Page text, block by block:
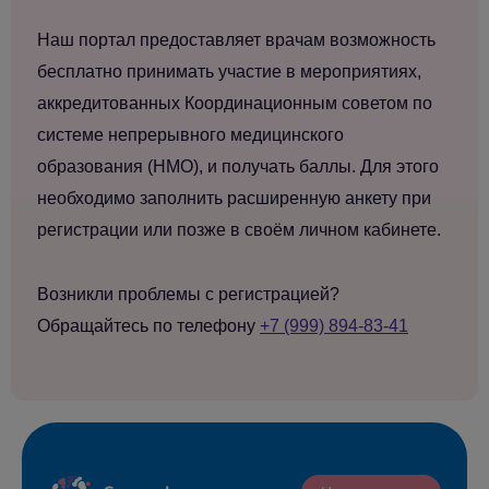
Наш портал предоставляет врачам возможность
бесплатно принимать участие в мероприятиях,
аккредитованных Координационным советом по
системе непрерывного медицинского
образования (НМО), и получать баллы. Для этого
необходимо заполнить расширенную анкету при
регистрации или позже в своём личном кабинете.
Возникли проблемы с регистрацией?
Обращайтесь по телефону +7 (999) 894-83-41